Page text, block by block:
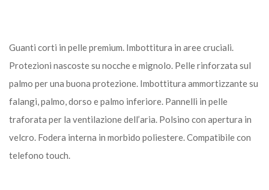
Guanti corti in pelle premium. Imbottitura in aree cruciali.
Protezioni nascoste su nocche e mignolo. Pelle rinforzata sul
palmo per una buona protezione. Imbottitura ammortizzante su
falangi, palmo, dorso e palmo inferiore. Pannelli in pelle
traforata per la ventilazione dell’aria. Polsino con apertura in
velcro. Fodera interna in morbido poliestere. Compatibile con
telefono touch.